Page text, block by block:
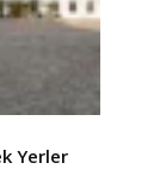
Yerler